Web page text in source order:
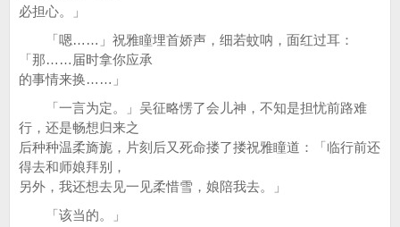
必担心。」
「嗯……」祝雅瞳埋首娇声，细若蚊呐，面红过耳：
「那……届时拿你应承
的事情来换……」
「一言为定。」吴征略愣了会儿神，不知是担忧前路难
行，还是畅想归来之
后种种温柔旖旎，片刻后又死命搂了搂祝雅瞳道：「临行前还
得去和师娘拜别，
另外，我还想去见一见柔惜雪，娘陪我去。」
「该当的。」